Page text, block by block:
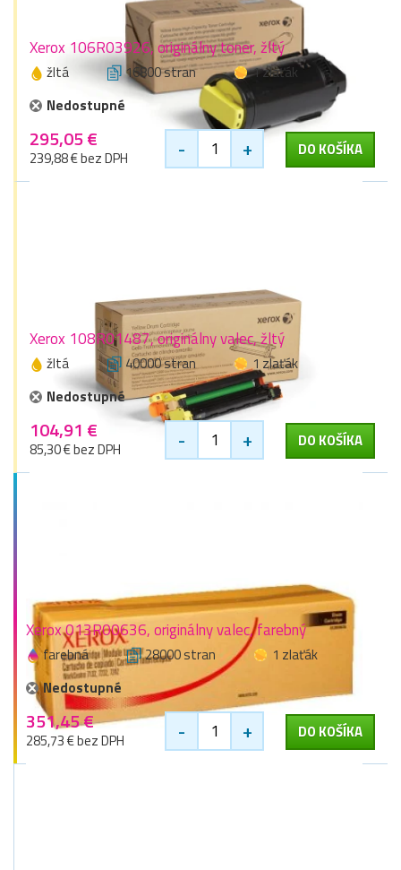
Xerox 106R03926, originálny toner, žltý
žltá 16800 stran
1 zlaťák
Nedostupné
295,05 €
239,88 € bez DPH - + DO KOŠÍKA
Xerox 108R01487, originálny valec, žltý
žltá 40000 stran
1 zlaťák
Nedostupné
104,91 €
85,30 € bez DPH - + DO KOŠÍKA
Xerox 013R00636, originálny valec, farebný
farebná 28000 stran
1 zlaťák
Nedostupné
351,45 €
285,73 € bez DPH - + DO KOŠÍKA